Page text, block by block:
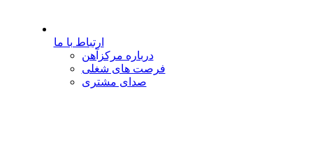
ارتباط با ما
درباره مرکزآهن
فرصت های شغلی
صدای مشتری